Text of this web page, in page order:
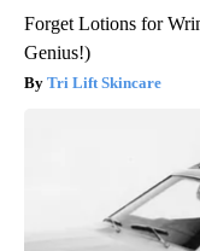
Forget Lotions for
Genius!)
Tri Lift Skincare